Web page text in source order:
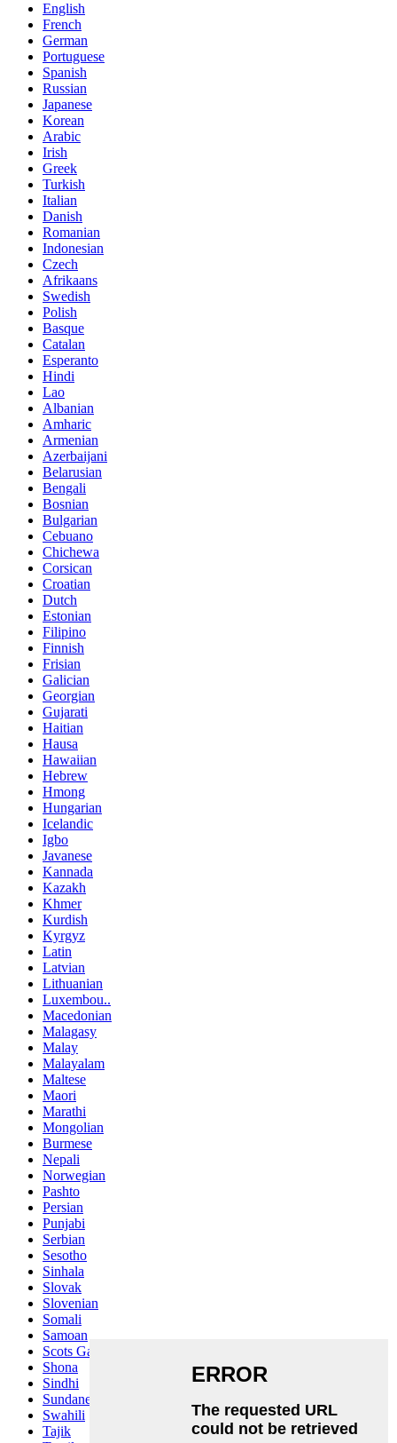
English
French
German
Portuguese
Spanish
Russian
Japanese
Korean
Arabic
Irish
Greek
Turkish
Italian
Danish
Romanian
Indonesian
Czech
Afrikaans
Swedish
Polish
Basque
Catalan
Esperanto
Hindi
Lao
Albanian
Amharic
Armenian
Azerbaijani
Belarusian
Bengali
Bosnian
Bulgarian
Cebuano
Chichewa
Corsican
Croatian
Dutch
Estonian
Filipino
Finnish
Frisian
Galician
Georgian
Gujarati
Haitian
Hausa
Hawaiian
Hebrew
Hmong
Hungarian
Icelandic
Igbo
Javanese
Kannada
Kazakh
Khmer
Kurdish
Kyrgyz
Latin
Latvian
Lithuanian
Luxembou..
Macedonian
Malagasy
Malay
Malayalam
Maltese
Maori
Marathi
Mongolian
Burmese
Nepali
Norwegian
Pashto
Persian
Punjabi
Serbian
Sesotho
Sinhala
Slovak
Slovenian
Somali
Samoan
Scots Gaelic
Shona
Sindhi
Sundanese
Swahili
Tajik